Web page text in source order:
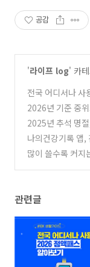
공감
'라이프 log' 카
전국 어디서나
기 (0)
2026년 기준 중
2025년 추석 명
가이드 알아보기
나의건강기록 앱,
트하게 건강 챙기
많이 쓸수록 커지
관련글